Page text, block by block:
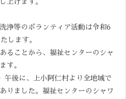
浄等のボランティア活動は令和6
します。
ることから、福祉センターのシャ
す。
午後に、上小阿仁村より全地域で
りました。福祉センターのシャワ